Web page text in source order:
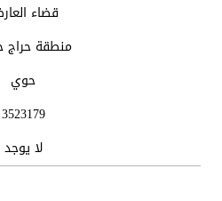
قضاء
منطقة
حوي
3523179
لا يوجد